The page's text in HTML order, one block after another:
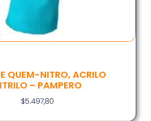
QUEM-NITRO, ACRILO
– PAMPERO
$5.497,80